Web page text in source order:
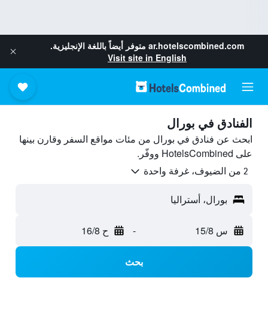
ar.hotelscombined.com متوفر أيضاً باللغة الإنجليزية.
Visit site in English
الفنادق في بورال
ابحث عن فنادق في بورال من مئات مواقع السفر وقارن بينها
على HotelsCombined ووفّر.
2 من الضيوف، غرفة واحدة
بورال، أستراليا
س 15/8 - ح 16/8
بحث